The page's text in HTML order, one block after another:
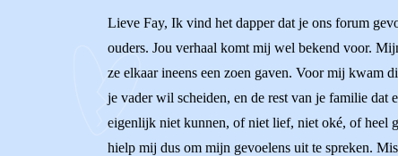
Lieve Fay, Ik vind het dapper dat je ons forum
ouders. Jou verhaal komt mij wel bekend voor.
ze elkaar ineens een zoen gaven. Voor mij kwam
je vader wil scheiden, en de rest van je familie
eigenlijk niet kunnen, of niet lief, niet oké, of heel
hielp mij dus om mijn gevoelens uit te spreken.